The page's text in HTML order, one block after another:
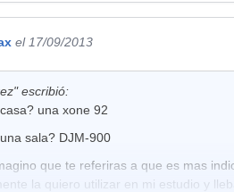
el 17/09/2013
escribió:
una xone 92
sala? DJM-900
que te referiras a que es mas
la quiero utilizar en mi estudio y